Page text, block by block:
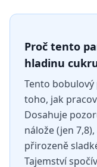
Proč tento
hladinu
Tento
toho, jak
Dosahuje
nálože (jen
přirozeně
Tajemství